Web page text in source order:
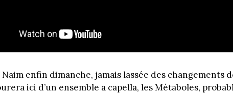
Naim enfin dimanche, jamais lassée des changements
ici d’un ensemble a capella, les Métaboles,